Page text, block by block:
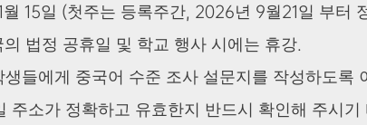
15일 (첫주는 등록주간, 2026년 9월21일 부터
법정 공휴일 및 학교 행사 시에는 휴강.
들에게 중국어 수준 조사 설문지를 작성하도
주소가 정확하고 유효한지 반드시 확인해 주시기